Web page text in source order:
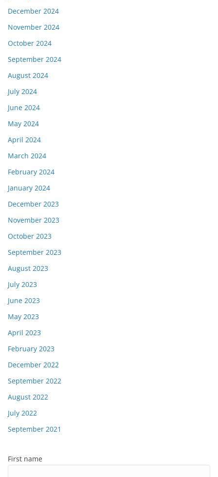
December 2024
November 2024
October 2024
September 2024
August 2024
July 2024
June 2024
May 2024
April 2024
March 2024
February 2024
January 2024
December 2023
November 2023
October 2023
September 2023
August 2023
July 2023
June 2023
May 2023
April 2023
February 2023
December 2022
September 2022
August 2022
July 2022
September 2021
First name